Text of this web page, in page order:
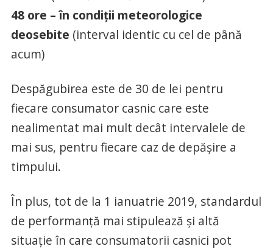
48 ore – în condiții meteorologice
deosebite (interval identic cu cel de până
acum)
Despăgubirea este de 30 de lei pentru
fiecare consumator casnic care este
nealimentat mai mult decât intervalele de
mai sus, pentru fiecare caz de depăşire a
timpului.
În plus, tot de la 1 ianuatrie 2019, standardul
de performanţă mai stipulează şi altă
situaţie în care consumatorii casnici pot